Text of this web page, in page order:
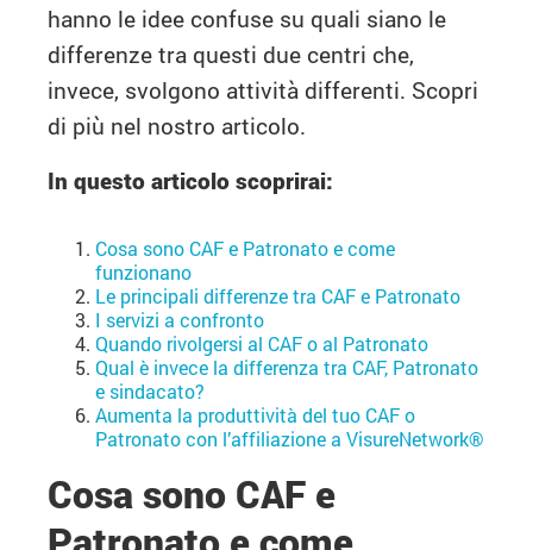
hanno le idee confuse su quali siano le
differenze tra questi due centri che,
invece, svolgono attività differenti. Scopri
di più nel nostro articolo.
In questo articolo scoprirai:
Cosa sono CAF e Patronato e come
funzionano
Le principali differenze tra CAF e Patronato
I servizi a confronto
Quando rivolgersi al CAF o al Patronato
Qual è invece la differenza tra CAF, Patronato
e sindacato?
Aumenta la produttività del tuo CAF o
Patronato con l’affiliazione a VisureNetwork®
Cosa sono CAF e